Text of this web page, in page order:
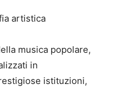
artistica
musica popolare,
in
istituzioni,